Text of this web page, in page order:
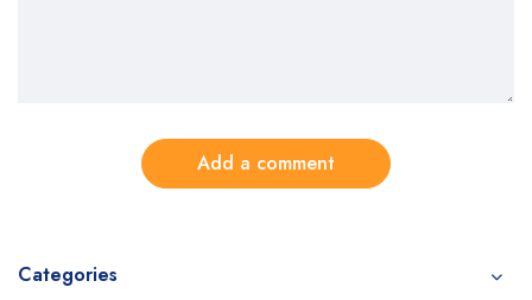
Add a comment
Categories